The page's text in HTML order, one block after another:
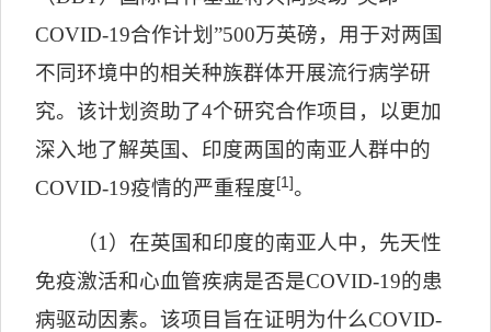
COVID-19合作计划”500万英磅，用于对两国
不同环境中的相关种族群体开展流行病学研
究。该计划资助了4个研究合作项目，以更加
深入地了解英国、印度两国的南亚人群中的
COVID-19疫情的严重程度[1]。
（1 ）在英国和印度的南亚人中，先天性
免疫激活和心血管疾病是否是COVID-19的患
病驱动因素。该项目旨在证明为什么COVID-